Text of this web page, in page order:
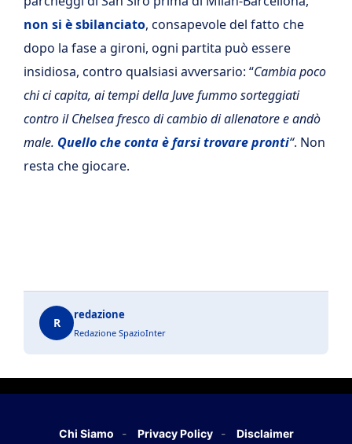
non si è sbilanciato, consapevole del fatto che
dopo la fase a gironi, ogni partita può essere
insidiosa, contro qualsiasi avversario: “Cambia poco
chi ci capita, ai tempi della Juve fummo sorteggiati
contro il Chelsea fresco di cambio di allenatore e andò
male. Quello che conta è farsi trovare pronti“. Non
resta che giocare.
R
redazione
Redazione SpazioInter
Chi Siamo Privacy Policy Disclaimer